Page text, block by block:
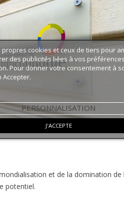
et de la domination
potentiel.
propres cookies et ceux de tiers pour
des publicités liées à vos
Pour donner votre consentement à
PERSONNALISATION
J'ACCEPTE